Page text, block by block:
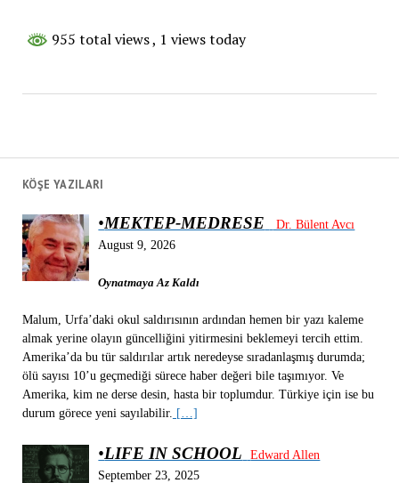
955 total views, 1 views today
KÖŞE YAZILARI
•MEKTEP-MEDRESE
Dr. Bülent Avcı
August 9, 2026
Oynatmaya Az Kaldı
Malum, Urfa’daki okul saldırısının ardından hemen bir yazı kaleme
almak yerine olayın güncelliğini yitirmesini beklemeyi tercih ettim.
Amerika’da bu tür saldırılar artık neredeyse sıradanlaşmış durumda;
ölü sayısı 10’u geçmediği sürece haber değeri bile taşımıyor. Ve
Amerika, kim ne derse desin, hasta bir toplumdur. Türkiye için ise bu
durum görece yeni sayılabilir. […]
•LIFE IN SCHOOL
Edward Allen
September 23, 2025